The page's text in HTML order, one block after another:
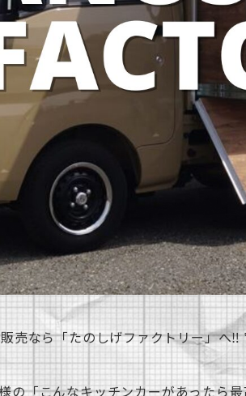
の「こんなキッチンカーがあったら